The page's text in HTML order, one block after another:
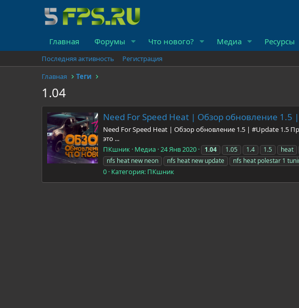
Главная Форумы Что нового? Медиа Ресурсы
Последняя активность
Регистрация
Главная
Теги
1.04
Need For Speed Heat | Обзор обновление 1.5
Need For Speed Heat | Обзор обновление 1.5 | #Update 1.5
это ...
ПКшник Медиа 24 Янв 2020 1.04 1.05 1.4 1.5 heat
nfs heat new neon
nfs heat new update nfs heat polestar 1
0 Категория: ПКшник